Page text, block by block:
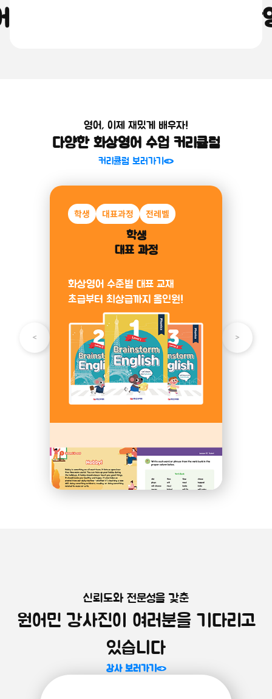
를 쉽고 재밌게, 원어민 화상
영어, 이제 재밌게 배우자!
다양한 화상영어 수업 커리큘럼
커리큘럼 보러가기
학생 대표과정 전레벨
학생
대표 과정
화상영어 수준별 대표 교재
초급부터 최상급까지 올인원!
원어민 화상영어를 시작하는 모
든 학생 학습자 추천!
학생 대표 수준별 과정은 'Brainstorm
English' 교재로 진행되며 '스스로 생각하
는 힘'을 기르기 위함을 중점적으로 다루며
미취학 알파벳 파닉스
미취학아동
과정
알파벳부터 파닉스까지
기초 영어 학습!
미취학 아동을 위한 영어 첫걸음!
알파벳부터 파닉스까지, 미취학 아동을 위
한 기초 영어 과정입니다.
신뢰도와 전문성을 갖춘
원어민 강사진이 여러분을 기다리고
있습니다
강사 보러가기